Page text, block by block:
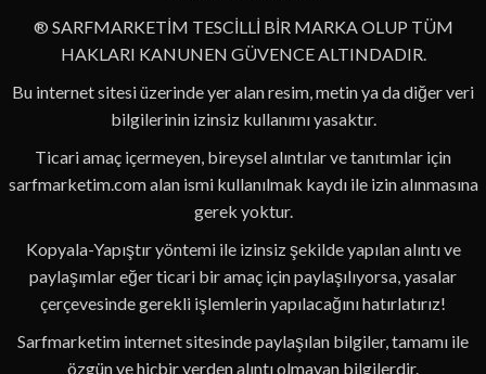
® SARFMARKETİM TESCİLLİ BİR MARKA OLUP TÜM
HAKLARI KANUNEN GÜVENCE ALTINDADIR.
Bu internet sitesi üzerinde yer alan resim, metin ya da diğer veri
bilgilerinin izinsiz kullanımı yasaktır.
Ticari amaç içermeyen, bireysel alıntılar ve tanıtımlar için
sarfmarketim.com alan ismi kullanılmak kaydı ile izin alınmasına
gerek yoktur.
Kopyala-Yapıştır yöntemi ile izinsiz şekilde yapılan alıntı ve
paylaşımlar eğer ticari bir amaç için paylaşılıyorsa, yasalar
çerçevesinde gerekli işlemlerin yapılacağını hatırlatırız!
Sarfmarketim internet sitesinde paylaşılan bilgiler, tamamı ile
özgün ve hiçbir yerden alıntı olmayan bilgilerdir.